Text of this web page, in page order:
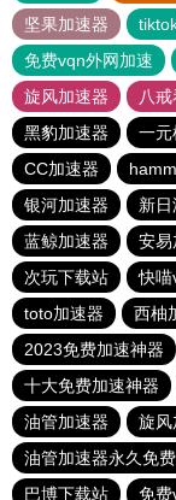
坚果加速器
免费vqn外网加速
旋风加速器
八
黑豹加速器
一元
CC加速器
银河加速器
新
蓝鲸加速器
安易
次玩下载站
快喵
toto加速器
西柚
2023免费加速神器
十大免费加速神器
油管加速器
旋风
油管加速器永久免
巴博下载站
免费